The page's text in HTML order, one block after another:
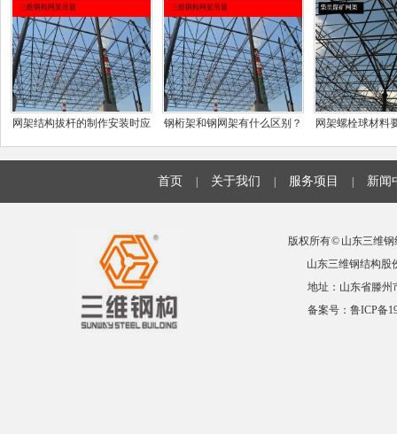
网架结构拔杆的制作安装时应
钢桁架和钢网架有什么区别？ 网架螺栓球材料
首页 关于我们 服务项目 新闻
版权所有 © 山东三维
山东三维钢结构股
地址：山东省滕州
备案号： 鲁ICP备